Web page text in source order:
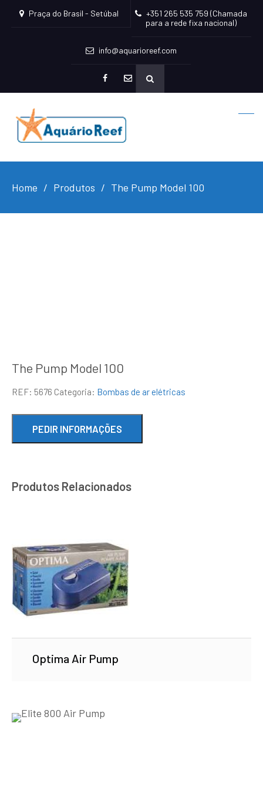
Praça do Brasil - Setúbal
+351 265 535 759 (Chamada
para a rede fixa nacional)
info@aquarioreef.com
mailto
Home Produtos The Pump Model 100
The Pump Model 100
REF: 5676 Categoria: Bombas de ar elétricas
Produtos Relacionados
Optima Air Pump